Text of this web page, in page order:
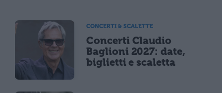
CONCERTI & SCALETTE
Concerti Claudio
Baglioni 2027: date,
biglietti e scaletta